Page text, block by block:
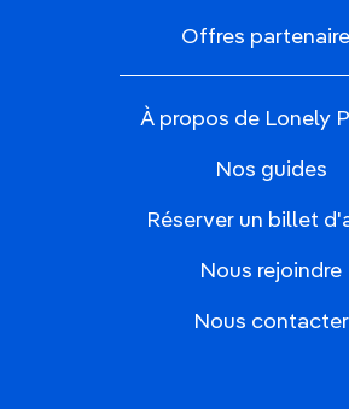
Offres
À propos de Lonely
Nos guides
Réserver un billet
Nous rejoindre
Nous contacter